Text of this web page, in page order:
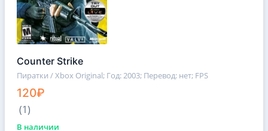
Counter Strike
Пиратки / Xbox Original; Год: 2003; Перевод: нет; FPS
120₽
(1)
В наличии